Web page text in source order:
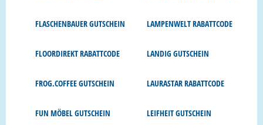
FLASCHENBAUER GUTSCHEIN
FLOORDIREKT RABATTCODE
FROG.COFFEE GUTSCHEIN
FUN MÖBEL GUTSCHEIN
LAMPENWELT RABATTCODE
LANDIG GUTSCHEIN
LAURASTAR RABATTCODE
LEIFHEIT GUTSCHEIN